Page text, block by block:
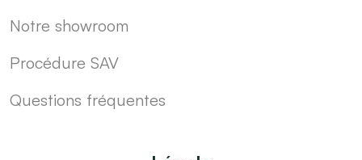
Notre showroom
Procédure SAV
Questions fréquentes